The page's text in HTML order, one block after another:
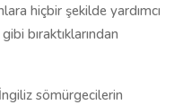
hiçbir şekilde yardımcı
bıraktıklarından
sömürgecilerin